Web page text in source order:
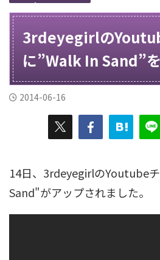
3rdeyegirlの
に”Walk In Sand”
2014-06-16
14日、3rdeyegirlのYoutube
Sand"がアップされました。